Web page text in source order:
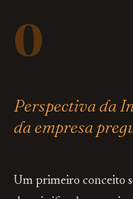
0
Perspectiva da
da empresa
Um primeiro conceito